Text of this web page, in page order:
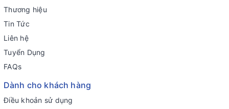
Thương hiệu
Tin Tức
Liên hệ
Tuyển Dụng
FAQs
Dành cho khách hàng
Điều khoản sử dụng